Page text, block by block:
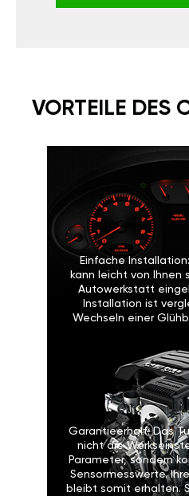
VORTEILE DES
Einfache
kann leicht von Ihnen
Autowerkstatt
Installation ist
Wechseln einer
Garantieerhalt: Das
nicht die
Parameter, sondern
Sensormesswerte.
bleibt somit erhalten.